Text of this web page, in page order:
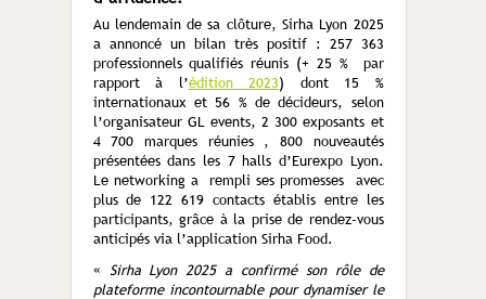
Au lendemain de sa clôture, Sirha Lyon 2025
a annoncé un bilan très positif : 257 363
professionnels qualifiés réunis (+ 25 % par
rapport à l’édition 2023) dont 15 %
internationaux et 56 % de décideurs, selon
l’organisateur GL events, 2 300 exposants et
4 700 marques réunies , 800 nouveautés
présentées dans les 7 halls d’Eurexpo Lyon.
Le networking a rempli ses promesses avec
plus de 122 619 contacts établis entre les
participants, grâce à la prise de rendez-vous
anticipés via l’application Sirha Food.
« Sirha Lyon 2025 a confirmé son rôle de
plateforme incontournable pour dynamiser le